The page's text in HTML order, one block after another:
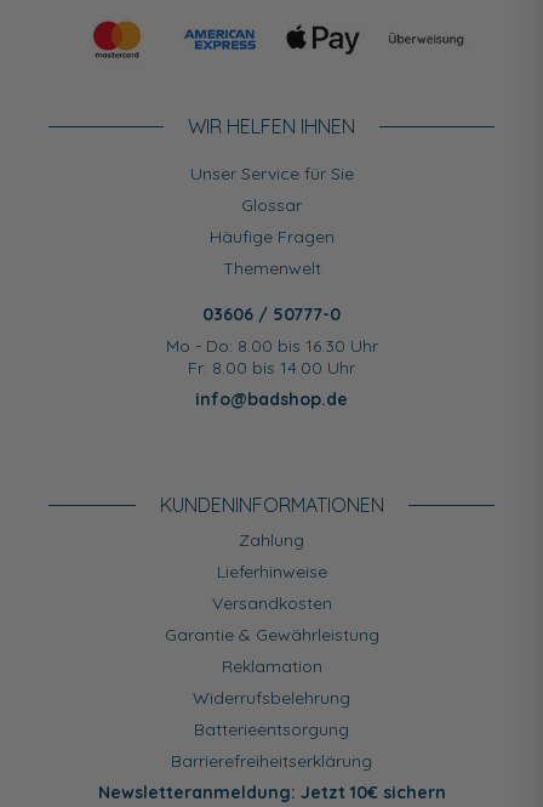
WIR HELFEN IHNEN
Unser Service für Sie
Glossar
Häufige Fragen
Themenwelt
03606 / 50777-0
Mo - Do: 8.00 bis 16.30 Uhr
Fr: 8.00 bis 14.00 Uhr
info@badshop.de
KUNDEN­INFORMATIONEN
Zahlung
Lieferhinweise
Versandkosten
Garantie & Gewährleistung
Reklamation
Widerrufsbelehrung
Batterieentsorgung
Barrierefreiheitserklärung
Newsletteranmeldung: Jetzt 10€ sichern